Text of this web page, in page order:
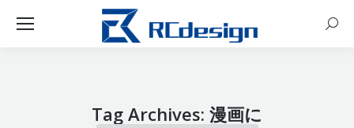
Tag Archives: 漫画に